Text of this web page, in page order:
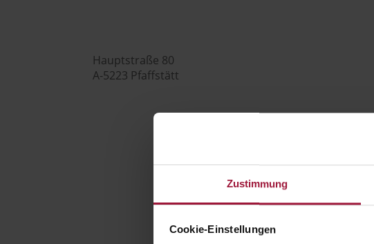
Zustimmung
Cookie-Einstellungen
Hauptstraße 80
A-5223 Pfaffstätt